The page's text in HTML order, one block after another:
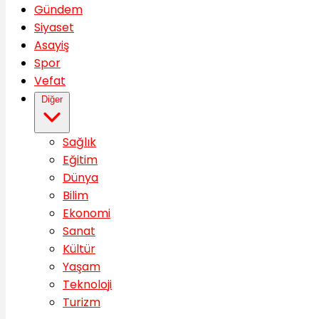
Gündem
Siyaset
Asayiş
Spor
Vefat
Diğer
Sağlık
Eğitim
Dünya
Bilim
Ekonomi
Sanat
Kültür
Yaşam
Teknoloji
Turizm